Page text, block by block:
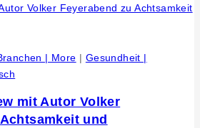
| More | Gesundheit |
mit Autor Volker
und